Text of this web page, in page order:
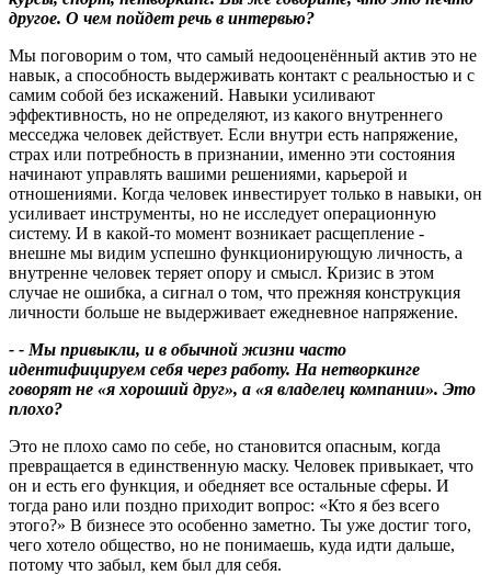
другое. О чем пойдет речь в интервью?
Мы поговорим о том, что самый недооценённый актив это не
навык, а способность выдерживать контакт с реальностью и с
самим собой без искажений. Навыки усиливают
эффективность, но не определяют, из какого внутреннего
месседжа человек действует. Если внутри есть напряжение,
страх или потребность в признании, именно эти состояния
начинают управлять вашими решениями, карьерой и
отношениями. Когда человек инвестирует только в навыки, он
усиливает инструменты, но не исследует операционную
систему. И в какой‑то момент возникает расщепление -
внешне мы видим успешно функционирующую личность, а
внутренне человек теряет опору и смысл. Кризис в этом
случае не ошибка, а сигнал о том, что прежняя конструкция
личности больше не выдерживает ежедневное напряжение.
- - Мы привыкли, и в обычной жизни часто
идентифицируем себя через работу. На нетворкинге
говорят не «я хороший друг», а «я владелец компании». Это
плохо?
Это не плохо само по себе, но становится опасным, когда
превращается в единственную маску. Человек привыкает, что
он и есть его функция, и обедняет все остальные сферы. И
тогда рано или поздно приходит вопрос: «Кто я без всего
этого?» В бизнесе это особенно заметно. Ты уже достиг того,
чего хотело общество, но не понимаешь, куда идти дальше,
потому что забыл, кем был для себя.